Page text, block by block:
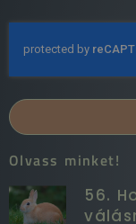
Olvass minket!
56.